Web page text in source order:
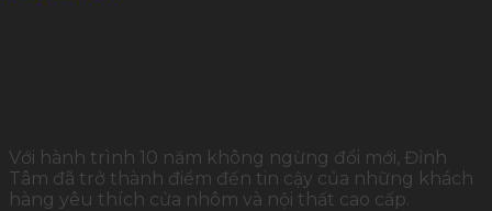
Với hành trình 10 năm không ngừng đổi mới, Đỉnh
Tâm đã trở thành điểm đến tin cậy của những khách
hàng yêu thích cửa nhôm và nội thất cao cấp.